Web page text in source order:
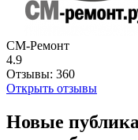
СМ-Ремонт
4.9
Отзывы: 360
Открыть отзывы
Новые